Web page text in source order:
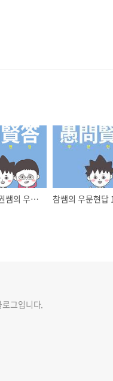
참쌤 고규쌤 권쌤의 우문현답 3화 참쌤의 우문현답
그입니다.